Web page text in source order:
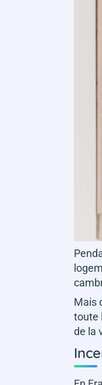
Mais
toute
de la